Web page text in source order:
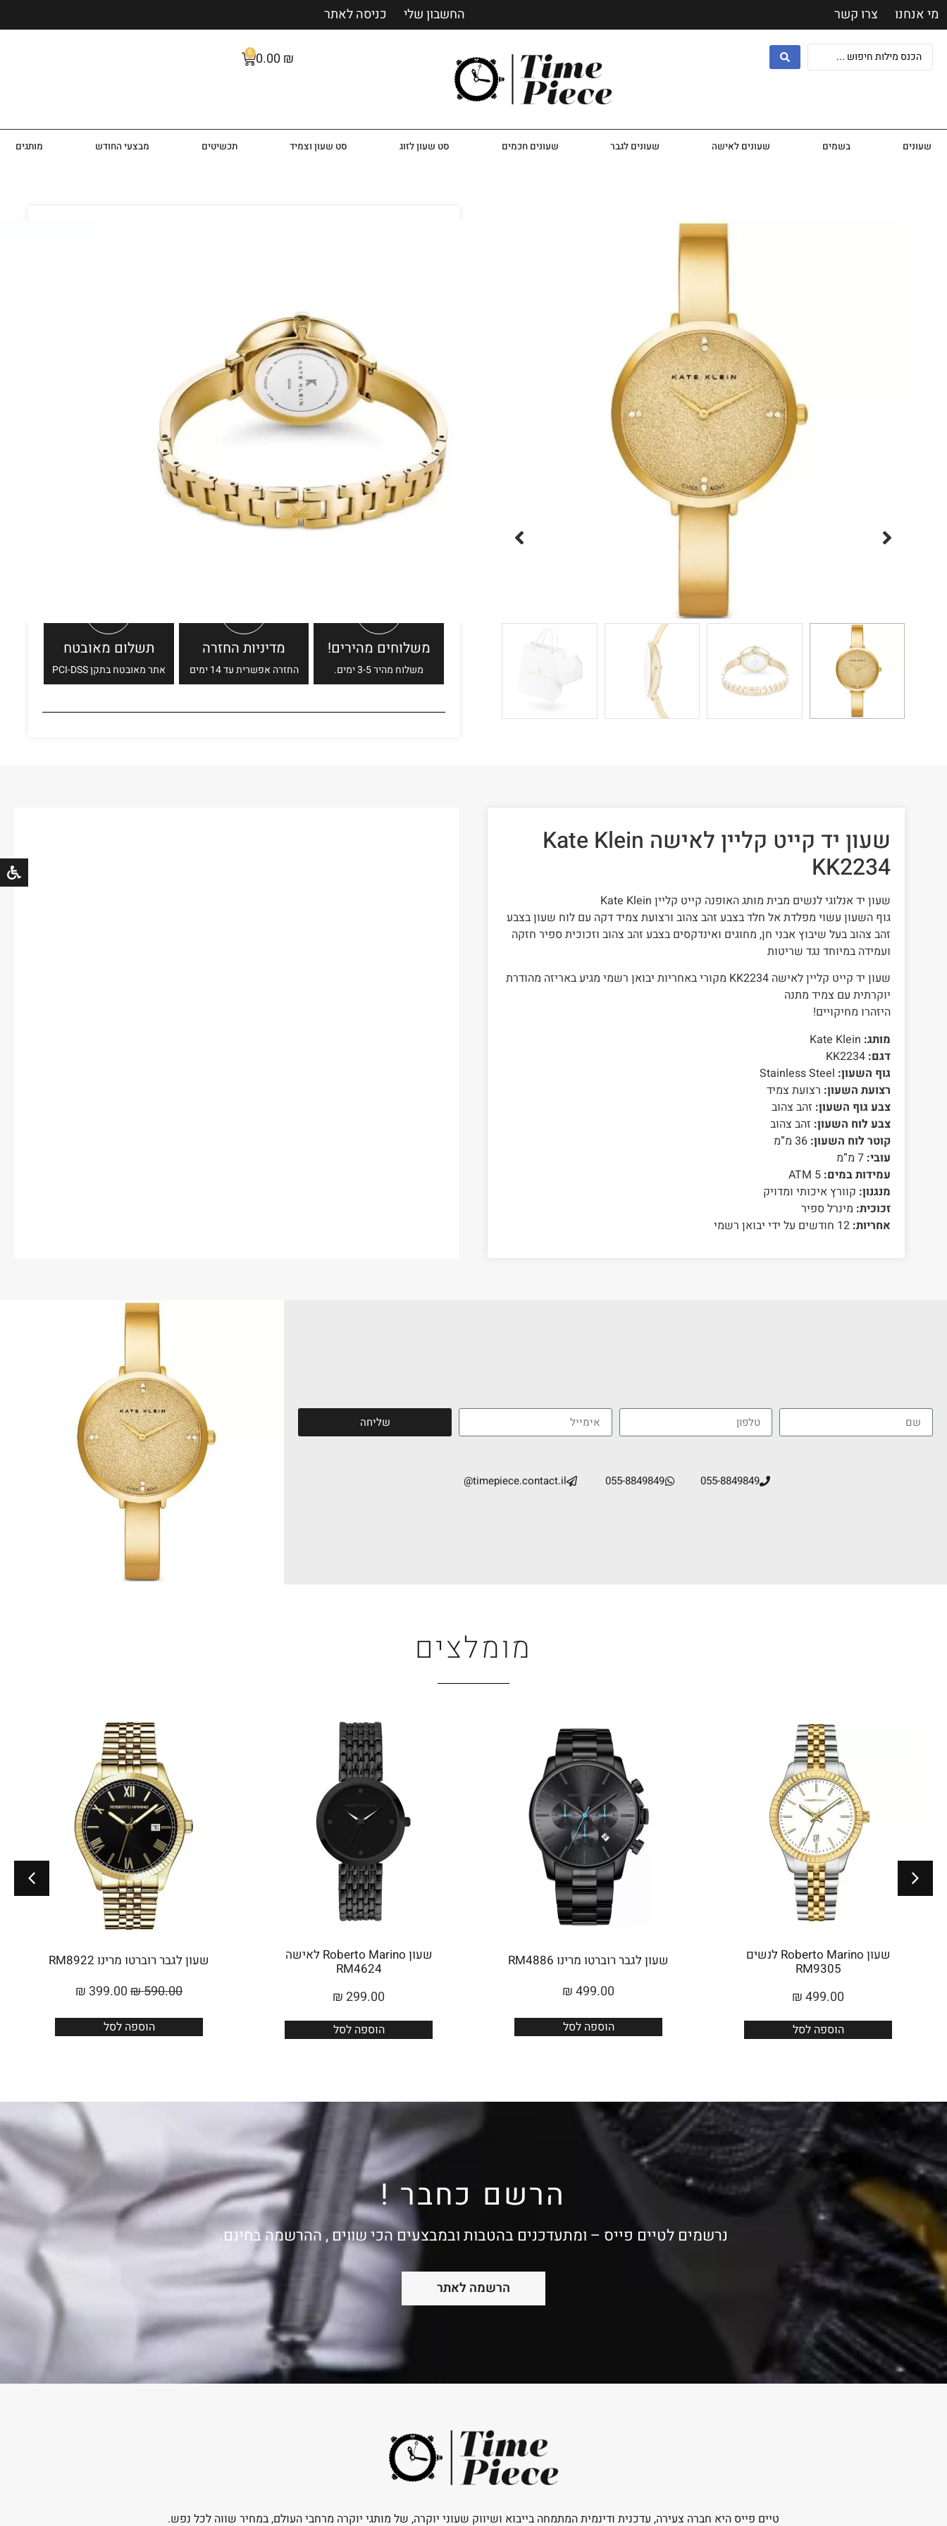
מי אנחנו צרו קשר החשבון שלי כניסה לאתר
0.00 ₪
0
שעונים בשמים שעונים לאישה שעונים לגבר שעונים חכמים סט שעון לזוג סט שעון וצמיד תכשיטים מבצעי החודש מותגים
צהוב בעל שיבוץ אבני חן, מחוגים ואינדקסים בצבע זהב צהוב וזכוכית ספיר חזקה ועמידה
שעון יד קייט קליין לאישה KK2234 מקורי באחריות יבואן רשמי מגיע באריזה מהודרת
יוקרתית עם צמיד מתנה
היזהרו מחיקויים!



מק"ט:KK2234
משלוחים מהירים!
משלוח מהיר 3-5 ימים.
מדיניות החזרה
החזרה אפשרית עד 14 ימים
תשלום מאובטח
אתר מאובטח בתקן PCI-DSS
שעון יד קייט קליין לאישה Kate Klein
KK2234
שעון יד אנלוגי לנשים מבית מותג האופנה קייט קליין Kate Klein
גוף השעון עשוי מפלדת אל חלד בצבע זהב צהוב ורצועת צמיד דקה עם לוח שעון בצבע
זהב צהוב בעל שיבוץ אבני חן, מחוגים ואינדקסים בצבע זהב צהוב וזכוכית ספיר חזקה
ועמידה במיוחד נגד שריטות
שעון יד קייט קליין לאישה KK2234 מקורי באחריות יבואן רשמי מגיע באריזה מהודרת
יוקרתית עם צמיד מתנה
היזהרו מחיקויים!
מותג:
דגם:
גוף השעון:
רצועת השעון: רצועת צמיד
צבע גוף השעון: זהב צהוב
צבע לוח השעון: זהב צהוב
קוטר לוח השעון:
עובי:
עמידות במים:
מנגנון: קוורץ איכותי ומדויק
זכוכית: מינרל ספיר
אחריות:
שליחה
055-8849849
055-8849849
timepiece.contact.il@
מומלצים
שעון Roberto Marino לנשים
RM9305
499.00
₪
הוספה לסל
שעון לגבר רוברטו מרינו RM4886
499.00
₪
הוספה לסל
שעון Roberto Marino לאישה
RM4624
299.00
₪
הוספה לסל
שעון לגבר רוברטו מרינו RM8922
590.00
₪
399.00
₪
הוספה לסל
הרשם כחבר !
נרשמים לטיים פייס – ומתעדכנים בהטבות ובמבצעים הכי שווים , ההרשמה בחינם.
הרשמה לאתר
טיים פייס היא חברה צעירה, עדכנית ודינמית המתמחה בייבוא ושיווק שעוני יוקרה, של מותגי יוקרה מרחבי העולם, במחיר שווה לכל נפש.